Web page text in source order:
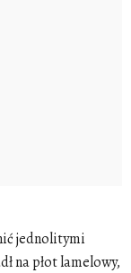
jednolitymi
napłot lamelowy,